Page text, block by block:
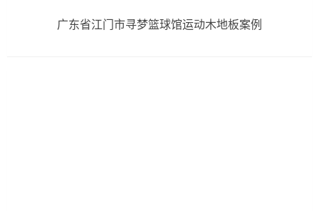
广东省江门市寻梦篮球馆运动木地板案例